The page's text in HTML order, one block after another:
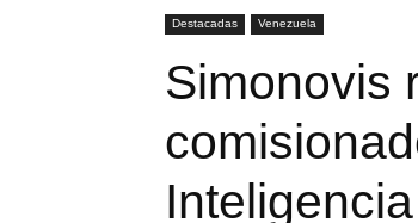
Destacadas Venezuela
Simonovis